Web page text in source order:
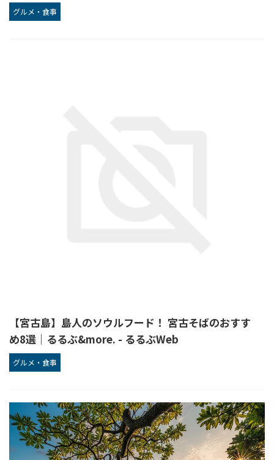
グルメ・食事
【宮古島】島人のソウルフード！ 宮古そばのおすす
め8選｜るるぶ&more. - るるぶWeb
グルメ・食事